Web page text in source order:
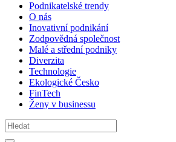
Podnikatelské trendy
O nás
Inovativní podnikání
Zodpovědná společnost
Malé a střední podniky
Diverzita
Technologie
Ekologické Česko
FinTech
Ženy v businessu